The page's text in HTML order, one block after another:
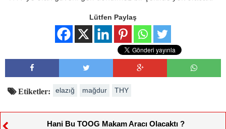
Lütfen Paylaş
Etiketler: elazığ mağdur THY
Hani Bu TOOG Makam Aracı Olacaktı ?